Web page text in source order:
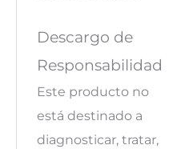
Descargo de
Responsabilidad
Este producto no
está destinado a
diagnosticar, tratar,